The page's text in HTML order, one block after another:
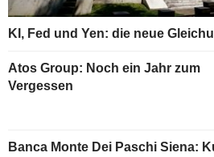
KI, Fed und Yen: die neue
Atos Group: Noch ein Jahr zum
Vergessen
Banca Monte Dei Paschi Siena: